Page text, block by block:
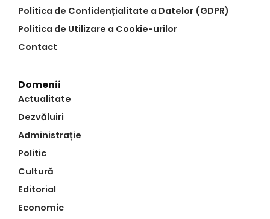
Politica de Confidențialitate a Datelor (GDPR)
Politica de Utilizare a Cookie-urilor
Contact
Domenii
Actualitate
Dezvăluiri
Administrație
Politic
Cultură
Editorial
Economic